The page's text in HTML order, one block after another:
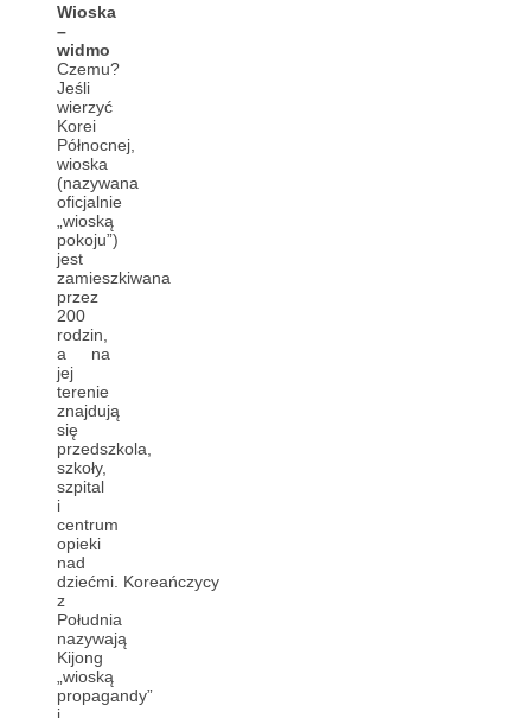
Wioska
–
widmo
Czemu?
Jeśli
wierzyć
Korei
Północnej,
wioska
(nazywana
oficjalnie
„wioską
pokoju”)
jest
zamieszkiwana
przez
200
rodzin,
a na
jej
terenie
znajdują
się
przedszkola,
szkoły,
szpital
i
centrum
opieki
nad
dziećmi. Koreańczycy
z
Południa
nazywają
Kijong
„wioską
propagandy”